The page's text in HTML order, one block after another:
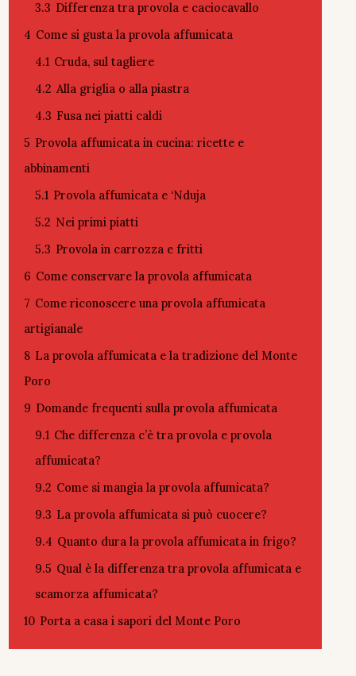
3.3 Differenza tra provola e caciocavallo
4 Come si gusta la provola affumicata
4.1 Cruda, sul tagliere
4.2 Alla griglia o alla piastra
4.3 Fusa nei piatti caldi
5 Provola affumicata in cucina: ricette e
abbinamenti
5.1 Provola affumicata e ‘Nduja
5.2 Nei primi piatti
5.3 Provola in carrozza e fritti
6 Come conservare la provola affumicata
7 Come riconoscere una provola affumicata
artigianale
8 La provola affumicata e la tradizione del Monte
Poro
9 Domande frequenti sulla provola affumicata
9.1 Che differenza c’è tra provola e provola
affumicata?
9.2 Come si mangia la provola affumicata?
9.3 La provola affumicata si può cuocere?
9.4 Quanto dura la provola affumicata in frigo?
9.5 Qual è la differenza tra provola affumicata e
scamorza affumicata?
10 Porta a casa i sapori del Monte Poro